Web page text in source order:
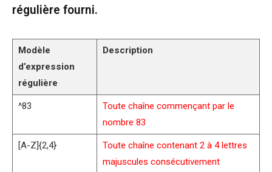
régulière fourni.
Modèle
d’expression
régulière
Description
^83
Toute chaîne commençant par le
nombre 83
[A-Z]{2,4}
Toute chaîne contenant 2 à 4 lettres
majuscules consécutivement